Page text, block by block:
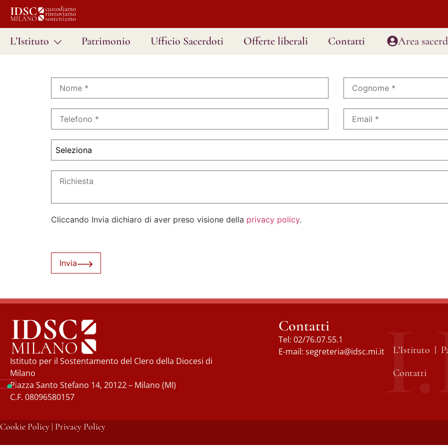
L’Istituto Patrimonio Ufficio Sacerdoti Offerte liberali Contatti Area
Seleziona
Cliccando Invia dichiaro di aver preso visione della privacy policy.
Invia
Istituto per il Sostentamento del Clero della Diocesi di
Milano
Piazza Santo Stefano 14, 20122 – Milano (MI)
C.F. 08096580157
Contatti
Tel: 02/76.07.55.1
E-mail: segreteria@idsc.mi.it L’Istituto
Contatti
Cookie Policy | Privacy Policy